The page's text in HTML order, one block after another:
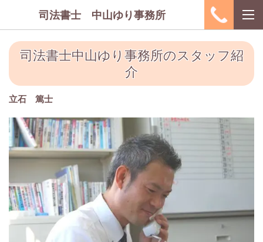
司法書士 中山ゆり事務所
司法書士中山ゆり事務所のスタッフ紹
介
立石 篤士